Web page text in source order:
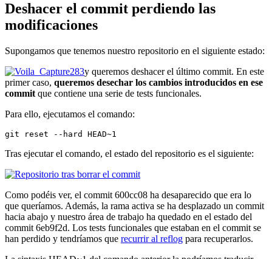
Deshacer el commit perdiendo las
modificaciones
Supongamos que tenemos nuestro repositorio en el siguiente estado:
y queremos deshacer el último commit. En este
primer caso, queremos desechar los cambios introducidos en ese
commit que contiene una serie de tests funcionales.
Para ello, ejecutamos el comando:
git reset --hard HEAD~1
Tras ejecutar el comando, el estado del repositorio es el siguiente:
Como podéis ver, el commit 600cc08 ha desaparecido que era lo
que queríamos. Además, la rama activa se ha desplazado un commit
hacia abajo y nuestro área de trabajo ha quedado en el estado del
commit 6eb9f2d. Los tests funcionales que estaban en el commit se
han perdido y tendríamos que recurrir al reflog para recuperarlos.